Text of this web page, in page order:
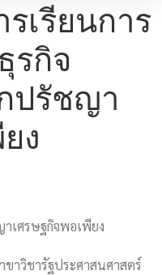
เรียนการ
รกิจ
ปรัชญา
ง
เศรษฐกิจพอเพียง
าวิชารัฐประศาสนศาสตร์